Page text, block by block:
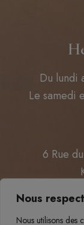
Nous
Nous utilisons des
Du lundi
Le samedi
6 Rue
+ 352